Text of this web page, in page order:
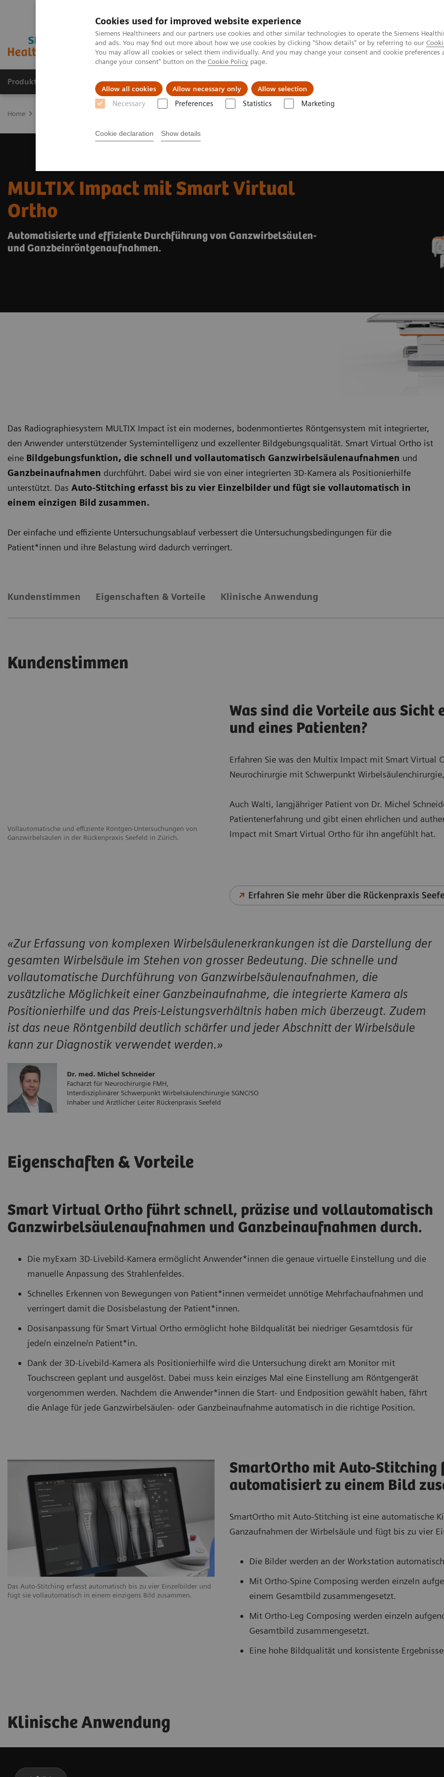
Cookies used for improved website experience
Siemens Healthineers and our partners use cookies and other similar technologies to operate the Siemens
and ads. You may find out more about how we use cookies by clicking "Show details" or by referring to our
You may allow all cookies or select them individually. And you may change your consent and cookie
change your consent" button on the Cookie Policy page.
Allow all cookies Allow necessary only Allow selection
Necessary Preferences Statistics Marketing
Cookie declaration Show details
Produkte & Services Fachbereiche News & Events Über uns
Home
MULTIX Impact mit Smart Virtual
Ortho
Automatisierte und effiziente Durchführung von Ganzwirbelsäulen-
und Ganzbeinröntgenaufnahmen.
Das Radiographiesystem MULTIX Impact ist ein modernes, bodenmontiertes Röntgensystem mit integrierter,
den Anwender unterstützender Systemintelligenz und exzellenter Bildgebungsqualität. Smart Virtual Ortho ist
eine Bildgebungsfunktion, die schnell und vollautomatisch Ganzwirbelsäulenaufnahmen und
Ganzbeinaufnahmen durchführt. Dabei wird sie von einer integrierten 3D-Kamera als Positionierhilfe
unterstützt. Das Auto-Stitching erfasst bis zu vier Einzelbilder und fügt sie vollautomatisch in
einem einzigen Bild zusammen.
Der einfache und effiziente Untersuchungsablauf verbessert die Untersuchungsbedingungen für die
Patient*innen und ihre Belastung wird dadurch verringert.
Kundenstimmen Eigenschaften & Vorteile Klinische Anwendung
Kundenstimmen
Vollautomatische und effiziente Röntgen-Untersuchungen von
Ganzwirbelsäulen in der Rückenpraxis Seefeld in Zürich.
Was sind die Vorteile aus Sicht
und eines Patienten?
Erfahren Sie was den Multix Impact mit Smart Virtual
Neurochirurgie mit Schwerpunkt
Auch Walti, langjähriger Patient von Dr. Michel
Patientenerfahrung und gibt einen ehrlichen und
Impact mit Smart Virtual Ortho für ihn angefühlt hat.
Erfahren Sie mehr über die Rückenpraxis
«Zur Erfassung von komplexen Wirbelsäulenerkrankungen ist die Darstellung der
gesamten Wirbelsäule im Stehen von grosser Bedeutung. Die schnelle und
vollautomatische Durchführung von Ganzwirbelsäulenaufnahmen, die
zusätzliche Möglichkeit einer Ganzbeinaufnahme, die integrierte Kamera als
Positionierhilfe und das Preis-Leistungsverhältnis haben mich überzeugt. Zudem
ist das neue Röntgenbild deutlich schärfer und jeder Abschnitt der Wirbelsäule
kann zur Diagnostik verwendet werden.»
Dr. med. Michel Schneider
Facharzt für Neurochirurgie FMH,
Interdisziplinärer Schwerpunkt Wirbelsäulenchirurgie SGNC/SO
Inhaber und Ärztlicher Leiter Rückenpraxis Seefeld
Eigenschaften & Vorteile
Eine spezielle Tischtechnologie, ergonomisches Design und
Smart Virtual Ortho führt schnell, präzise und vollautomatisch
Ganzwirbelsäulenaufnahmen und Ganzbeinaufnahmen durch.
Die myExam 3D-Livebild-Kamera ermöglicht Anwender*innen die genaue virtuelle Einstellung und die
manuelle Anpassung des Strahlenfeldes.
Schnelles Erkennen von Bewegungen von Patient*innen vermeidet unnötige Mehrfachaufnahmen und
verringert damit die Dosisbelastung der Patient*innen.
Dosisanpassung für Smart Virtual Ortho ermöglicht hohe Bildqualität bei niedriger Gesamtdosis für
jede/n einzelne/n Patient*in.
Dank der 3D-Livebild-Kamera als Positionierhilfe wird die Untersuchung direkt am Monitor mit
Touchscreen geplant und ausgelöst. Dabei muss kein einziges Mal eine Einstellung am Röntgengerät
vorgenommen werden. Nachdem die Anwender*innen die Start- und Endposition gewählt haben, fährt
die Anlage für jede Ganzwirbelsäulen- oder Ganzbeinaufnahme automatisch in die richtige Position.
Das Auto-Stitching erfasst automatisch bis zu vier Einzelbilder und
fügt sie vollautomatisch in einem einzigens Bild zusammen.
Ganzwirbelsäulenaufnahmen und Ganzbeinaufnahmen und
automatische Zusammenführung der Bilder dank Auto-Stitching.
Die
SmartOrtho mit Auto-
automatisiert zu einem Bild
SmartOrtho mit Auto-Stitching ist eine automatische
Ganzaufnahmen der Wirbelsäule und fügt bis zu vier
Die Bilder werden an der Workstation
Mit Ortho-Spine Composing werden einzeln
einem Gesamtbild zusammengesetzt.
Mit Ortho-Leg Composing werden einzeln
Gesamtbild zusammengesetzt.
Eine hohe Bildqualität und konsistente
Klinische Anwendung